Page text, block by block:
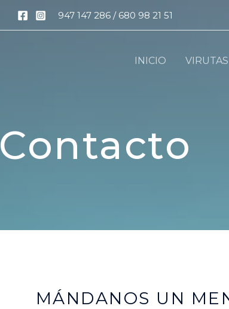
947 147 286 / 680 98 21 51
INICIO VIRUTAS
Contacto
MÁNDANOS UN